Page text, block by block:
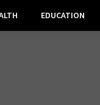
EDUCATION